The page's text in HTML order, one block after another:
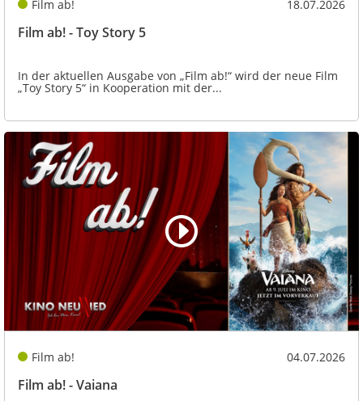
Film ab! 18.07.2026
Film ab! - Toy Story 5
In der aktuellen Ausgabe von „Film ab!“ wird der neue Film
„Toy Story 5“ in Kooperation mit der...
Film ab! 04.07.2026
Film ab! - Vaiana